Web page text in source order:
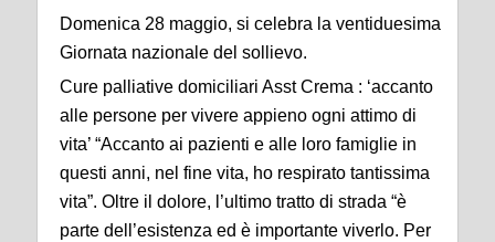
Domenica 28 maggio, si celebra la ventiduesima
Giornata nazionale del sollievo.
Cure palliative domiciliari Asst Crema : ‘accanto
alle persone per vivere appieno ogni attimo di
vita’ “Accanto ai pazienti e alle loro famiglie in
questi anni, nel fine vita, ho respirato tantissima
vita”. Oltre il dolore, l’ultimo tratto di strada “è
parte dell’esistenza ed è importante viverlo. Per